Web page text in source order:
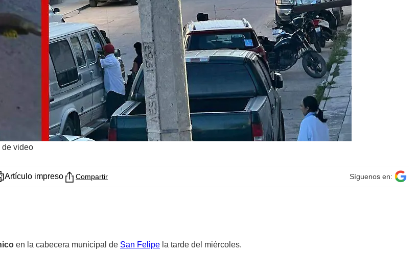
de video
Artículo impreso Compartir Síguenos en:
en la cabecera municipal de San Felipe la tarde del miércoles.